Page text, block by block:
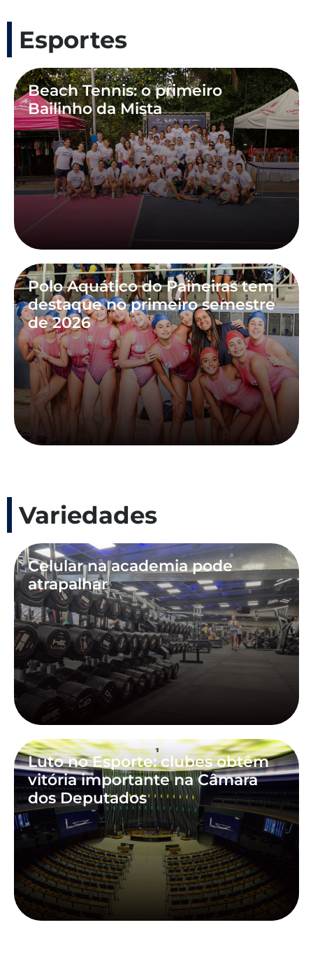
Esportes
Beach Tennis: o primeiro
Bailinho da Mista
Polo Aquático do Paineiras tem
destaque no primeiro semestre
de 2026
Variedades
Celular na academia pode
atrapalhar
Luto no Esporte: clubes obtêm
vitória importante na Câmara
dos Deputados